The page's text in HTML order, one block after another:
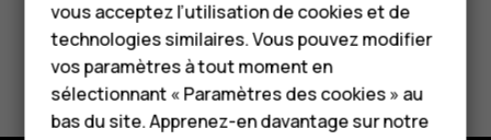
Pour les entreprises
Tablettes
Boutique
Avez-vous trouvé cela utile?
Oui Non
vous acceptez l’utilisation de cookies et de
technologies similaires. Vous pouvez modifier
vos paramètres à tout moment en
sélectionnant « Paramètres des cookies » au
bas du site. Apprenez-en davantage sur notre